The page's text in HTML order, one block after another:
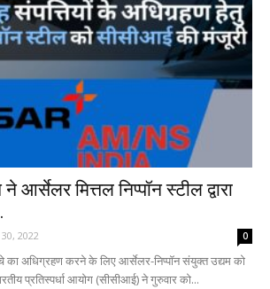
आर्सेलर मित्तल निप्पॉन स्टील द्वारा
2022 0
का अधिग्रहण करने के लिए आर्सेलर-निप्पॉन संयुक्त उद्यम को
प्रतिस्पर्धा आयोग (सीसीआई) ने गुरुवार को...